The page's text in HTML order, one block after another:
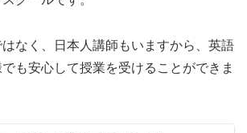
なく、日本人講師もいますから、英語
も安心して授業を受けることができま